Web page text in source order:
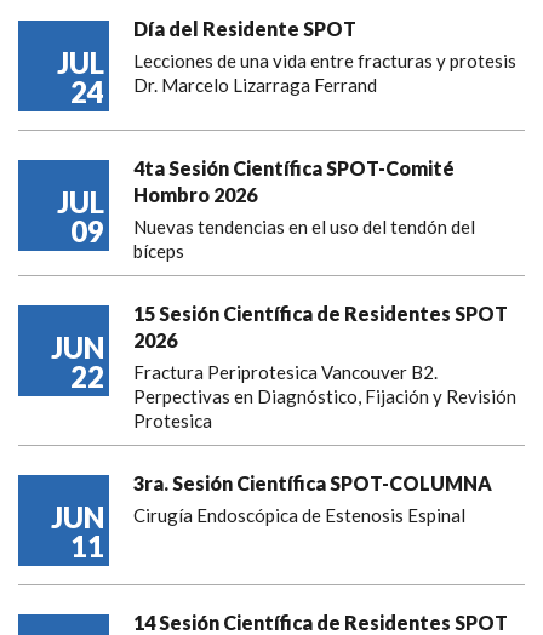
JUL
24
Día del Residente SPOT
Lecciones de una vida entre fracturas y protesis
Dr. Marcelo Lizarraga Ferrand
JUL
09
4ta Sesión Científica SPOT-Comité
Hombro 2026
Nuevas tendencias en el uso del tendón del
bíceps
JUN
22
15 Sesión Científica de Residentes SPOT
2026
Fractura Periprotesica Vancouver B2.
Perpectivas en Diagnóstico, Fijación y Revisión
Protesica
JUN
11
3ra. Sesión Científica SPOT-COLUMNA
Cirugía Endoscópica de Estenosis Espinal
14 Sesión Científica de Residentes SPOT